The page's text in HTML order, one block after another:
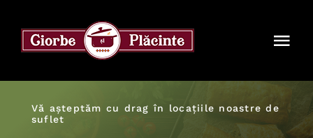
content
Home
Meniu
Vă așteptăm cu drag în locațiile noastre de
suflet